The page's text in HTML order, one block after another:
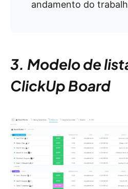
andamento do
3. Modelo de
ClickUp Board